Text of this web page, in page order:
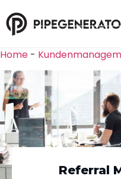
Home -
Referral